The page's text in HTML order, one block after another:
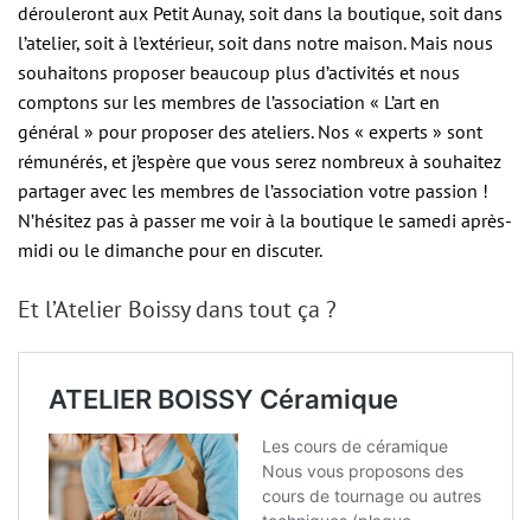
dérouleront aux Petit Aunay, soit dans la boutique, soit dans
l’atelier, soit à l’extérieur, soit dans notre maison. Mais nous
souhaitons proposer beaucoup plus d’activités et nous
comptons sur les membres de l’association « L’art en
général » pour proposer des ateliers. Nos « experts » sont
rémunérés, et j’espère que vous serez nombreux à souhaitez
partager avec les membres de l’association votre passion !
N’hésitez pas à passer me voir à la boutique le samedi après-
midi ou le dimanche pour en discuter.
Et l’Atelier Boissy dans tout ça ?